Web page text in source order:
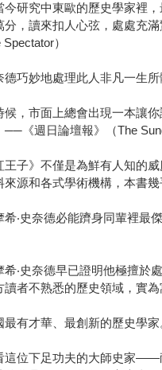
今研究中東歐的歷史學家裡
分，讀來扣人心弦，處處充
Spectator）
德巧妙地處理此人非凡一生
候，市面上總會出現一本
──《週日論壇報》（The
王子》不僅是為鮮有人知的
來源和各式學術機構，本書
希‧史奈德必能躋身同輩裡
希‧史奈德早已證明他極擅
讀者不熟悉的歷史領域，實
最有才華、最創新的歷史學
這位下足功夫的大師史家